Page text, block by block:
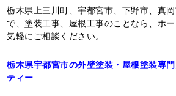
栃木県上三川町、宇都宮市、下野市、真
で、塗装工事、屋根工事のことなら、ホ
気軽にご相談ください。
栃木県宇都宮市の外壁塗装・屋根塗装専
ティー